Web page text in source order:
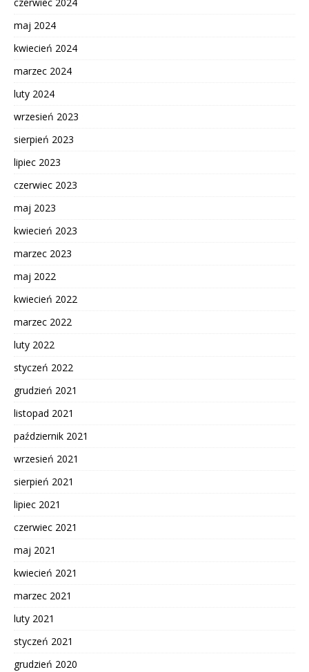
maj 2024
kwiecień 2024
marzec 2024
luty 2024
wrzesień 2023
sierpień 2023
lipiec 2023
czerwiec 2023
maj 2023
kwiecień 2023
marzec 2023
maj 2022
kwiecień 2022
marzec 2022
luty 2022
styczeń 2022
grudzień 2021
listopad 2021
październik 2021
wrzesień 2021
sierpień 2021
lipiec 2021
czerwiec 2021
maj 2021
kwiecień 2021
marzec 2021
luty 2021
styczeń 2021
grudzień 2020